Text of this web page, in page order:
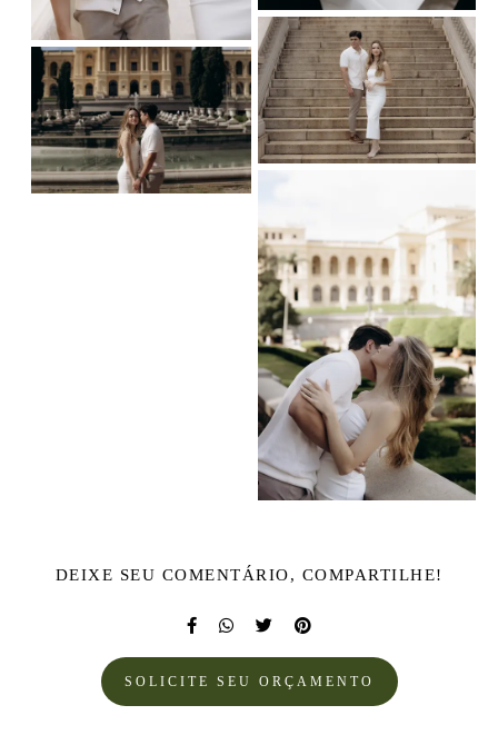
DEIXE SEU COMENTÁRIO, COMPARTILHE!
SOLICITE SEU ORÇAMENTO